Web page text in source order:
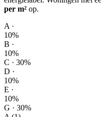
per m² op.
A ·
10%
B ·
10%
C · 30%
D ·
10%
E ·
10%
G · 30%